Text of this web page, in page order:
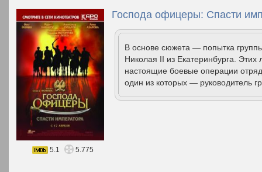
Господа офицеры: Cпасти
В основе сюжета — попытка
Николая II из Екатеринбурга.
настоящие боевые операции
один из которых — руководитель
5.1 5.775